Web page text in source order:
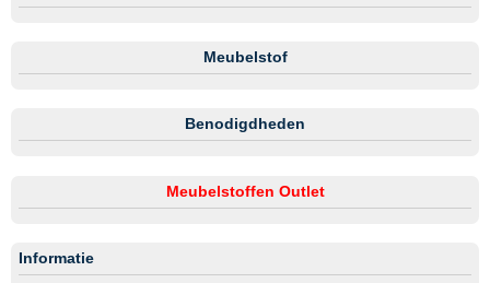
Meubelstof
Benodigdheden
Meubelstoffen Outlet
Informatie